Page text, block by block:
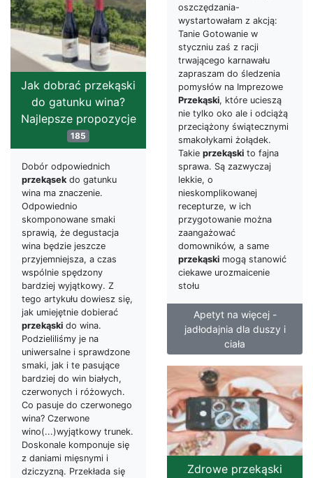
oszczędzania-
wystartowałam z akcją:
Tanie Gotowanie w
styczniu zaś z racji
trwającego karnawału
zapraszam do śledzenia
pomysłów na Imprezowe
Przekąski, które ucieszą
nie tylko oko ale i odciążą
przeciążony świątecznymi
smakołykami żołądek.
Takie przekąski to fajna
sprawa. Są zazwyczaj
lekkie, o
nieskomplikowanej
recepturze, w ich
przygotowanie można
zaangażować
domowników, a same
przekąski mogą stanowić
ciekawe urozmaicenie
stołu
Apetyt na więcej -
jadłodajnia dla duszy i
ciała
Jak dobrać przekąski
do gatunku wina?
Najlepsze propozycje
185
Dobór odpowiednich
przekąsekdo gatunku
wina ma znaczenie.
Odpowiednio
skomponowane smaki
sprawią, że degustacja
wina będzie jeszcze
przyjemniejsza, a czas
wspólnie spędzony
bardziej wyjątkowy. Z
tego artykułu dowiesz się,
jak umiejętnie dobierać
przekąski do wina.
Podzieliliśmy je na
uniwersalne i sprawdzone
smaki, jak i te pasujące
bardziej do win białych,
czerwonych i różowych.
Co pasuje do czerwonego
wina? Czerwone
wino(...)wyjątkowy trunek.
Doskonale komponuje się
z daniami mięsnymi i
dziczyzną. Przekłada się
Zdrowe przekąski